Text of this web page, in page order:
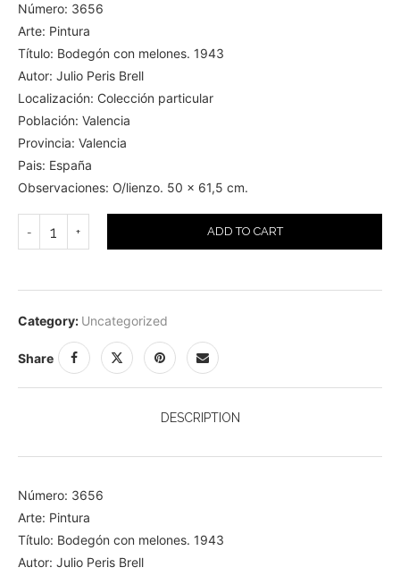
Número: 3656
Arte: Pintura
Título: Bodegón con melones. 1943
Autor: Julio Peris Brell
Localización: Colección particular
Población: Valencia
Provincia: Valencia
Pais: España
Observaciones: O/lienzo. 50 x 61,5 cm.
ADD TO CART
Category: Uncategorized
Share
DESCRIPTION
Número: 3656
Arte: Pintura
Título: Bodegón con melones. 1943
Autor: Julio Peris Brell